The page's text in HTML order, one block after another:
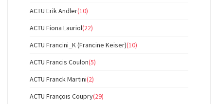
ACTU Erik Andler(10)
ACTU Fiona Lauriol(22)
ACTU Francini_K (Francine Keiser)(10)
ACTU Francis Coulon(5)
ACTU Franck Martini(2)
ACTU François Coupry(29)